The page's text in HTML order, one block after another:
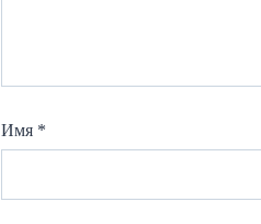
Имя *